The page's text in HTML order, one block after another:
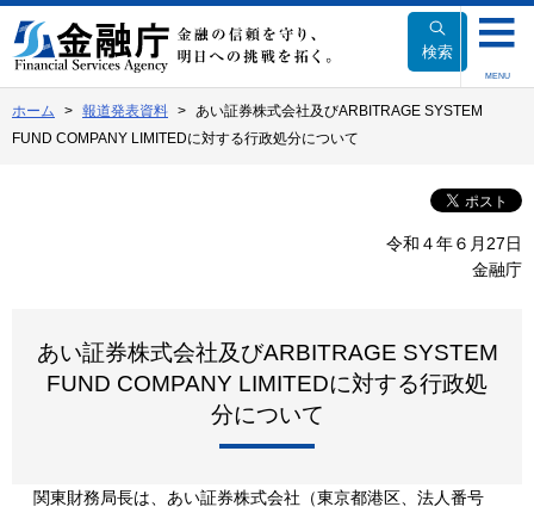
文
へ
動
検索
MENU
ホーム 報道発表資料
あい証券株式会社及びARBITRAGE SYSTEM
FUND COMPANY LIMITEDに対する行政処分について
令和４年６月27日
金融庁
あい証券株式会社及びARBITRAGE SYSTEM
FUND COMPANY LIMITEDに対する行政処
分について
関東財務局長は、あい証券株式会社（東京都港区、法人番号